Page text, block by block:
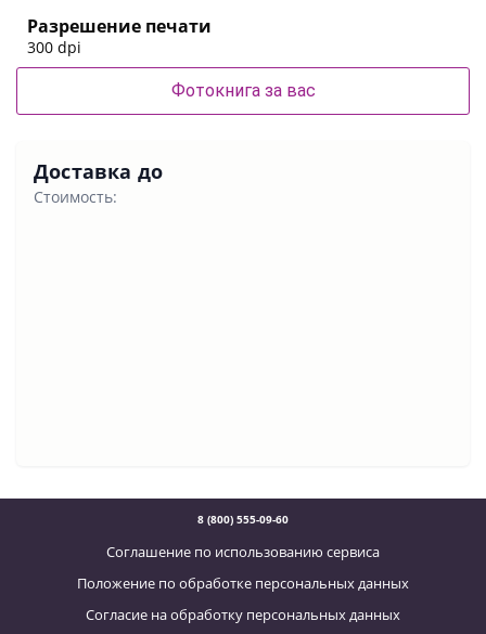
Разрешение печати
300 dpi
Фотокнига за вас
Доставка до
Стоимость:
8 (800) 555-09-60
Соглашение по использованию сервиса
Положение по обработке персональных данных
Согласие на обработку персональных данных